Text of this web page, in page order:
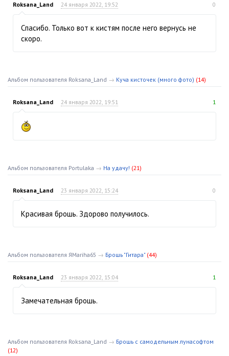
Roksana_Land 24 января 2022, 19:52 0
Спасибо. Только вот к кистям после него вернусь не
скоро.
Альбом пользователя Roksana_Land → Куча кисточек (много фото) (14)
Roksana_Land 24 января 2022, 19:51 1
Альбом пользователя Portulaka → На удачу! (21)
Roksana_Land 23 января 2022, 15:24 0
Красивая брошь. Здорово получилось.
Альбом пользователя ЯMariha65 → Брошь "Гитара" (44)
Roksana_Land 23 января 2022, 15:04 1
Замечательная брошь.
Альбом пользователя Roksana_Land → Брошь с самодельным лунасофтом
(12)